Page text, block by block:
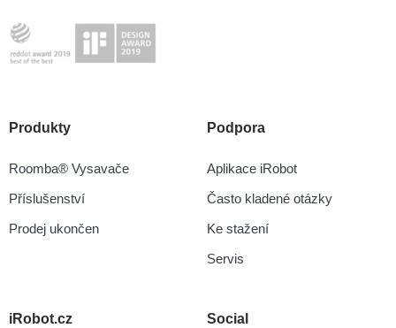
Produkty
Roomba® Vysavače
Příslušenství
Prodej ukončen
Podpora
Aplikace iRobot
Často kladené otázky
Ke stažení
Servis
iRobot.cz Social